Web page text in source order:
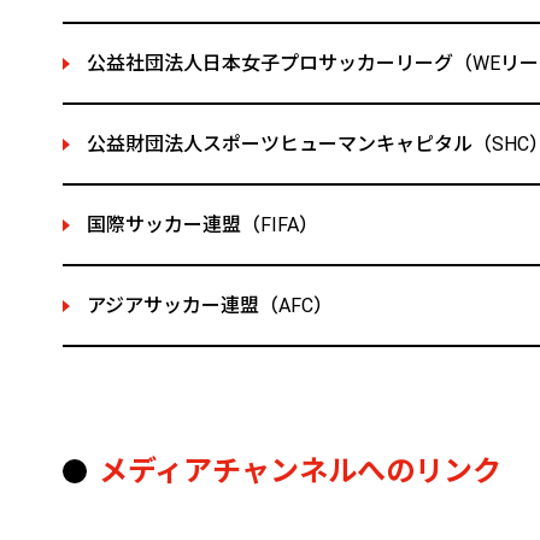
公益社団法人日本女子プロサッカーリーグ（WEリ
公益財団法人スポーツヒューマンキャピタル（SHC
国際サッカー連盟（FIFA）
アジアサッカー連盟（AFC）
メディアチャンネルへのリンク